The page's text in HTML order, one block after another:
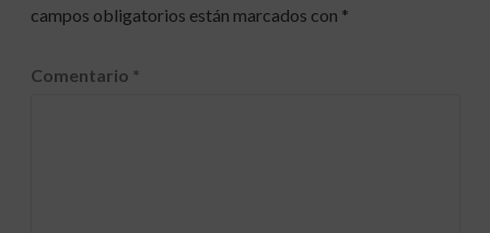
campos obligatorios están marcados con *
Comentario *